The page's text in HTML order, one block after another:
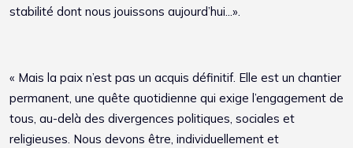
stabilité dont nous jouissons aujourd’hui...».
« Mais la paix n’est pas un acquis définitif. Elle est un chantier
permanent, une quête quotidienne qui exige l’engagement de
tous, au-delà des divergences politiques, sociales et
religieuses. Nous devons être, individuellement et